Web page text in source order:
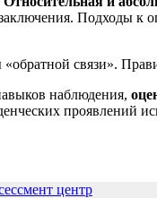
Подходы к
связи».
наблюдения,
проявлений
центр